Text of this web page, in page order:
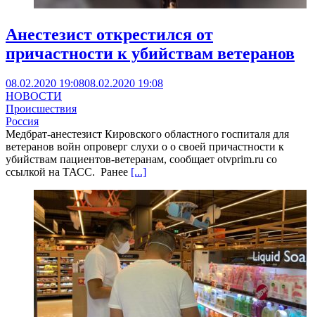
Анестезист открестился от
причастности к убийствам ветеранов
08.02.2020 19:0808.02.2020 19:08
НОВОСТИ
Происшествия
Россия
Медбрат-анестезист Кировского областного госпиталя для
ветеранов войн опроверг слухи о о своей причастности к
убийствам пациентов-ветеранам, сообщает otvprim.ru со
ссылкой на ТАСС. Ранее [...]